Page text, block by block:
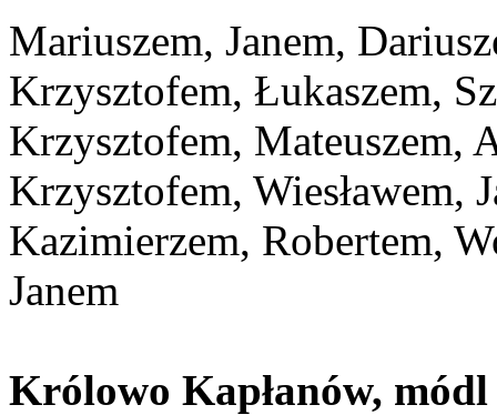
Mariuszem, Janem,
Krzysztofem, Łukaszem,
Krzysztofem, Mateuszem,
Krzysztofem, Wiesławem,
Kazimierzem, Robertem,
Janem
Królowo Kapłanów,